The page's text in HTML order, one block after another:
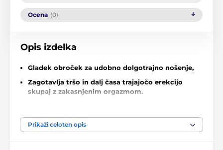
Ocena (0)
Opis izdelka
Gladek obroček za udobno dolgotrajno nošenje,
Zagotavlja tršo in dalj časa trajajočo erekcijo
skupaj z zakasnjenim orgazmom.
Najvišja raven hrupa: 46 dB.
Prikaži celoten opis